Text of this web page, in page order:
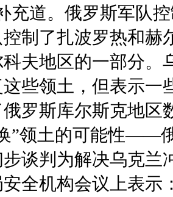
充道。俄罗斯军队
制了扎波罗热和赫
夫地区的一部分。
些领土，但表示一
罗斯库尔斯克地区
”领土的可能性——
谈判为解决乌克兰
全机构会议上表示